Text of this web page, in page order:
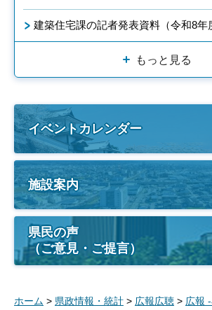
建築住宅課の記者発表資料（令和8年
もっと見る
イベントカレンダー
施設案内
県民の声
（ご意見・ご提言）
ホーム > 県政情報・統計 > 広報広聴 > 広報